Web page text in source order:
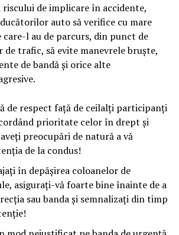
de implicare în accidente,
auto să verifice cu mare
l au de parcurs, din punct de
de trafic, să evite manevrele bruște,
de bandă și orice alte
de respect față de ceilalți participanți
prioritate celor în drept și
preocupări de natură a vă
de la condus!
în depășirea coloanelor de
asigurați-vă foarte bine înainte de a
sau banda și semnalizați din timp